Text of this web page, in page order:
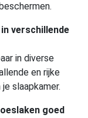
verschillende
in diverse
en rijke
slaapkamer.
goed